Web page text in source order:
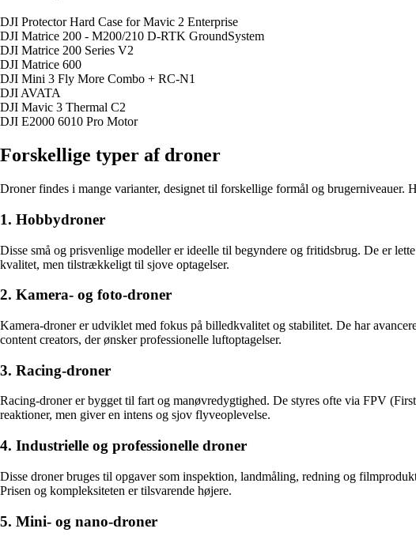
DJI Protector Hard Case for Mavic 2 Enterprise
DJI Matrice 200 - M200/210 D-RTK GroundSystem
DJI Matrice 200 Series V2
DJI Matrice 600
DJI Mini 3 Fly More Combo + RC-N1
DJI AVATA
DJI Mavic 3 Thermal C2
DJI E2000 6010 Pro Motor
Forskellige typer af droner
Droner findes i mange varianter, designet til forskellige formål og brugerniveauer.
1. Hobbydroner
Disse små og prisvenlige modeller er ideelle til begyndere og fritidsbrug. De er
kvalitet, men tilstrækkeligt til sjove optagelser.
2. Kamera- og foto-droner
Kamera-droner er udviklet med fokus på billedkvalitet og stabilitet. De har
content creators, der ønsker professionelle luftoptagelser.
3. Racing-droner
Racing-droner er bygget til fart og manøvredygtighed. De styres ofte via FPV
reaktioner, men giver en intens og sjov flyveoplevelse.
4. Industrielle og professionelle droner
Disse droner bruges til opgaver som inspektion, landmåling, redning og
Prisen og kompleksiteten er tilsvarende højere.
5. Mini- og nano-droner